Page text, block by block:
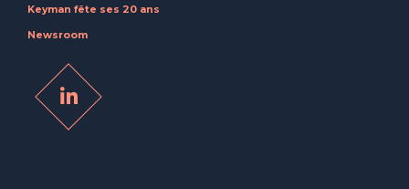
Keyman fête ses 20 ans
Newsroom